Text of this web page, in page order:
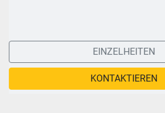
EINZELHEITEN
KONTAKTIEREN